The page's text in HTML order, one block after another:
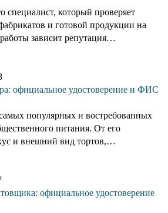
который проверяет
и готовой продукции на
зависит репутация…
официальное удостоверение и ФИС
популярных и востребованных
питания. От его
и внешний вид тортов,…
официальное удостоверение